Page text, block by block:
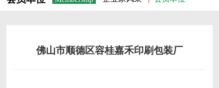
佛山市顺德区容桂嘉禾印刷包装厂